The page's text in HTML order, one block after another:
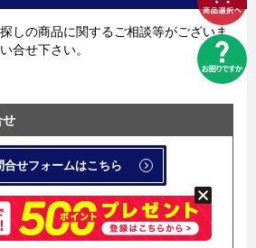
しの商品に関するご相談等がございま
合せ下さい。
せ
合せフォームはこちら
するため、
ームを導入しています。